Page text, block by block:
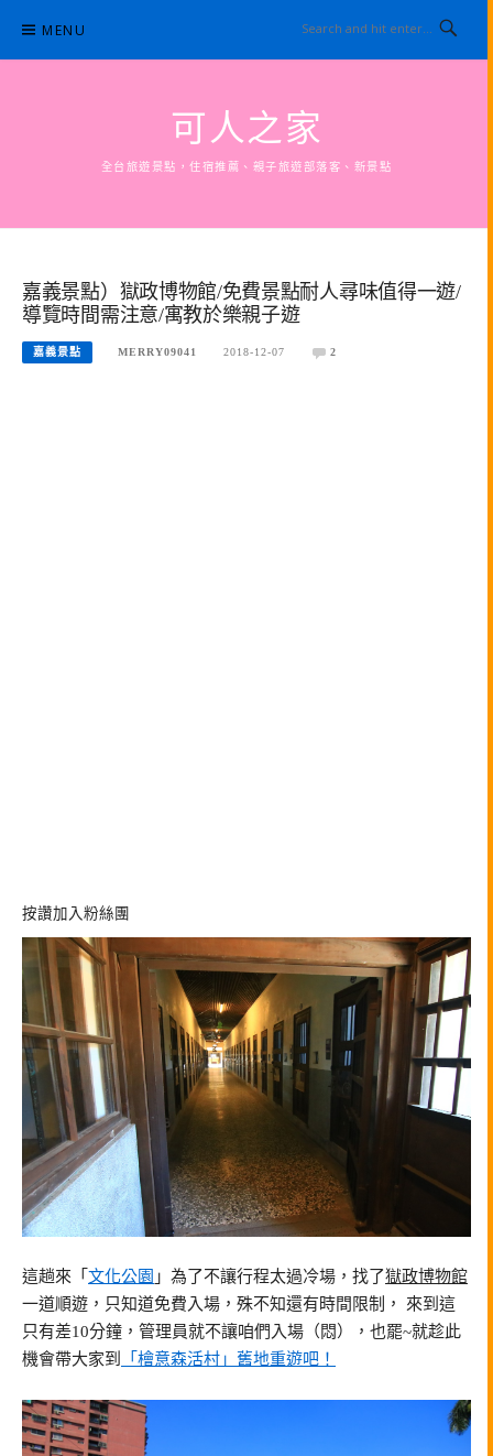
content
MENU
可人之家
全台旅遊景點，住宿推薦、親子旅遊部落客、新景點
嘉義景點）獄政博物館/免費景點耐人尋味值得一遊/
導覽時間需注意/寓教於樂親子遊
嘉義景點 MERRY09041 2018-12-07 2
按讚加入粉絲團
這趟來「 文化公園 」為了不讓行程太過冷場，找了獄政博物館
一道順遊，只知道免費入場，殊不知還有時間限制， 來到這
只有差10分鐘，管理員就不讓咱們入場（悶），也罷~就趁此
機會帶大家到
「檜意森活村」舊地重遊吧！